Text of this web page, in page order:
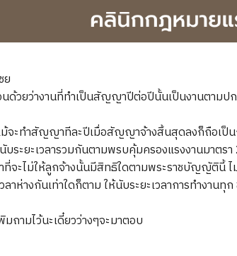
วยว่างานที่ทำเป็นสัญญาปีต่อปีนั้นเป็นงานตามปก
จะทำสัญญาทีละปีเมื่อสัญญาจ้างสิ้นสุดลงก็ถือเป็น
ยะเวลารวมกันตามพรบคุ้มครองแรงงานมาตรา
จะไม่ให้ลูกจ้างนั้นมีสิทธิใดตามพระราชบัญญัตินี้ ไ
าห่างกันเท่าใดก็ตาม ให้นับระยะเวลาการทำงานทุ
ถามไว้นะเดี๋ยวว่างๆจะมาตอบ